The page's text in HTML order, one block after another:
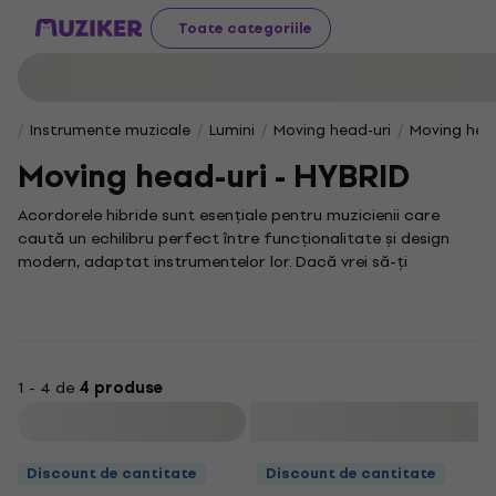
Toate categoriile
Instrumente muzicale Lumini Moving head-uri Moving
Moving head-uri - HYBRID
Acordorele hibride sunt esențiale pentru muzicienii care
caută un echilibru perfect între funcționalitate și design
modern, adaptat instrumentelor lor. Dacă vrei să-ți
produse atent selecționate, menite să satisfacă cele mai
Termenul „none” este important în lumea instrumentelor
1 - 4 de 4 produse
Discount de cantitate Discount de cantitate